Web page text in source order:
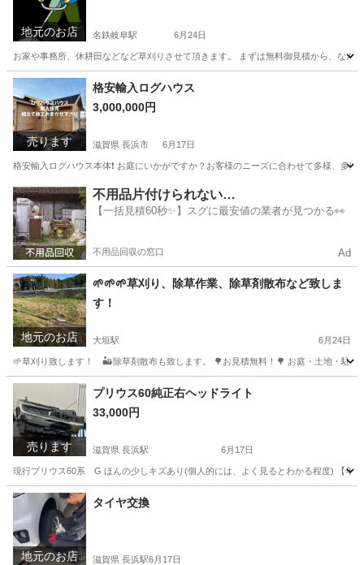
地元のお店 名鉄岐阜駅 6月24日
お家や事務所、休耕田などなど草刈りさせて頂きます。 まずは無料御見積から、な
岐阜 岐阜市 名鉄岐阜駅 引っ越し
売ります
格安輸入ログハウス
3,000,000円
滋賀県 長浜市 6月17日
格安輸入ログハウス本体❗️ お庭にいかがですか？お客様のニーズに合わせて多様、多
滋賀 長浜市 その他 ログハウス
不用品片付けられない…
【一括見積60秒✨】スグに最安値の業者が見つかる👀
不用品回収の窓口 Ad
地元のお店
🌱🌱🌱草刈り、除草作業、除草剤散布など致しま
す！
大垣駅 6月24日
🌱草刈り致します！ 🏜️除草剤散布も致します。 🌳お見積無料！🌳 お庭・土地・駐
岐阜 大垣市 大垣駅 草刈り 無料
売ります
プリウス60純正右ヘッドライト
33,000円
滋賀県 長浜駅 6月17日
現行プリウス60系 G ほんの少しキズあり(個人的には、よく見るとわかる程度) 【年
滋賀 長浜市 長浜駅
地元のお店
タイヤ交換
滋賀県 長浜駅6月17日